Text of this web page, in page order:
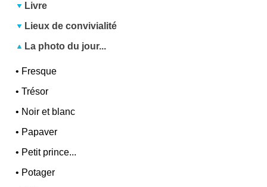
Livre
Lieux de convivialité
La photo du jour...
• Fresque
•Trésor
• Noir et blanc
• Papaver
• Petit prince...
• Potager